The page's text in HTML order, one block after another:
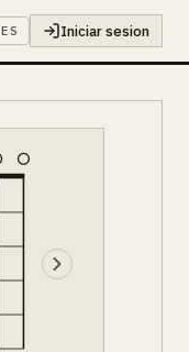
ES Iniciar sesion